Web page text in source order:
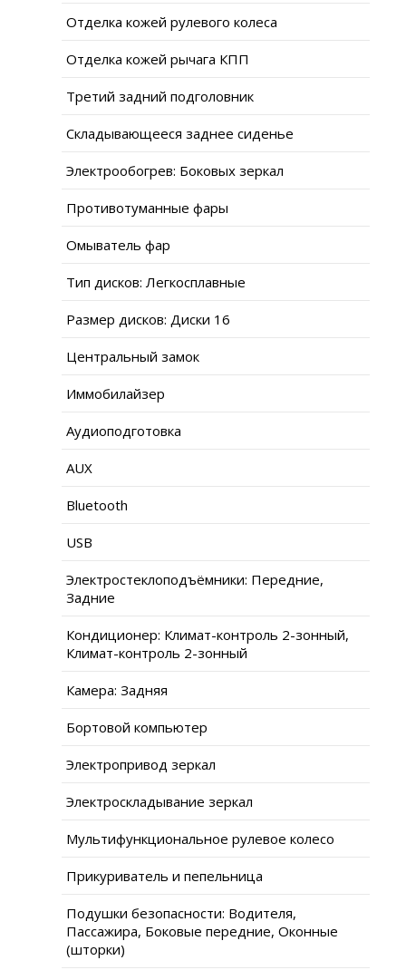
Отделка кожей рулевого колеса
Отделка кожей рычага КПП
Третий задний подголовник
Складывающееся заднее сиденье
Электрообогрев: Боковых зеркал
Противотуманные фары
Омыватель фар
Тип дисков: Легкосплавные
Размер дисков: Диски 16
Центральный замок
Иммобилайзер
Аудиоподготовка
AUX
Bluetooth
USB
Электростеклоподъёмники: Передние,
Задние
Кондиционер: Климат-контроль 2-зонный,
Климат-контроль 2-зонный
Камера: Задняя
Бортовой компьютер
Электропривод зеркал
Электроскладывание зеркал
Мультифункциональное рулевое колесо
Прикуриватель и пепельница
Подушки безопасности: Водителя,
Пассажира, Боковые передние, Оконные
(шторки)